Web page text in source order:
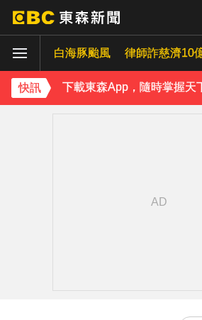
白海豚颱風 律師詐慈濟10
快訊
下載東森App，隨時掌握天
內政部向憲法法庭遞狀 聲請